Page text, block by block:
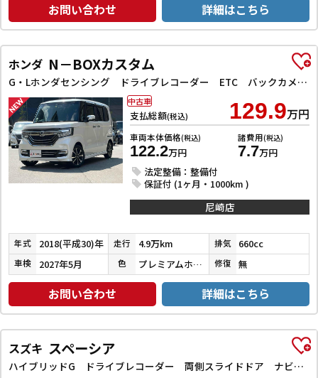
お問い合わせ 詳細はこちら
ホンダ N－BOXカスタム
G・Lホンダセンシング ドライブレコーダー ETC バックカメラ 両側スライド・片側電動 ナビ TV クリアランスソナー オートクルーズコントロール レーンアシスト 衝突被害軽減システム オートライト スマートキー
支払総額(税込) 129.9万円
車両本体価格(税込)
122.2万円
諸費用(税込)
7.7万円
法定整備：整備付
保証付 (1ヶ月・1000km )
中古車
尼崎店
年式 2018(平成30)年 走行 4.9万km 排気 660cc
車検 2027年5月 色 プレミアムホワイトパールⅡ 修復 無
お問い合わせ 詳細はこちら
スズキ スペーシア
ハイブリッドG ドライブレコーダー 両側スライドドア ナビ TV オートライト スマートキー アイドリングストップ 電動格納ミラー ベンチシート CVT ABS ESC CD エアコン パワーウィンドウ